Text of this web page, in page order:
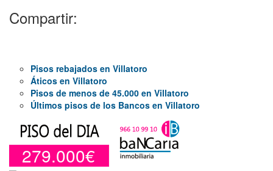
Compartir:
Pisos rebajados en Villatoro
Áticos en Villatoro
Pisos de menos de 45.000 en Villatoro
Últimos pisos de los Bancos en Villatoro
279.000€